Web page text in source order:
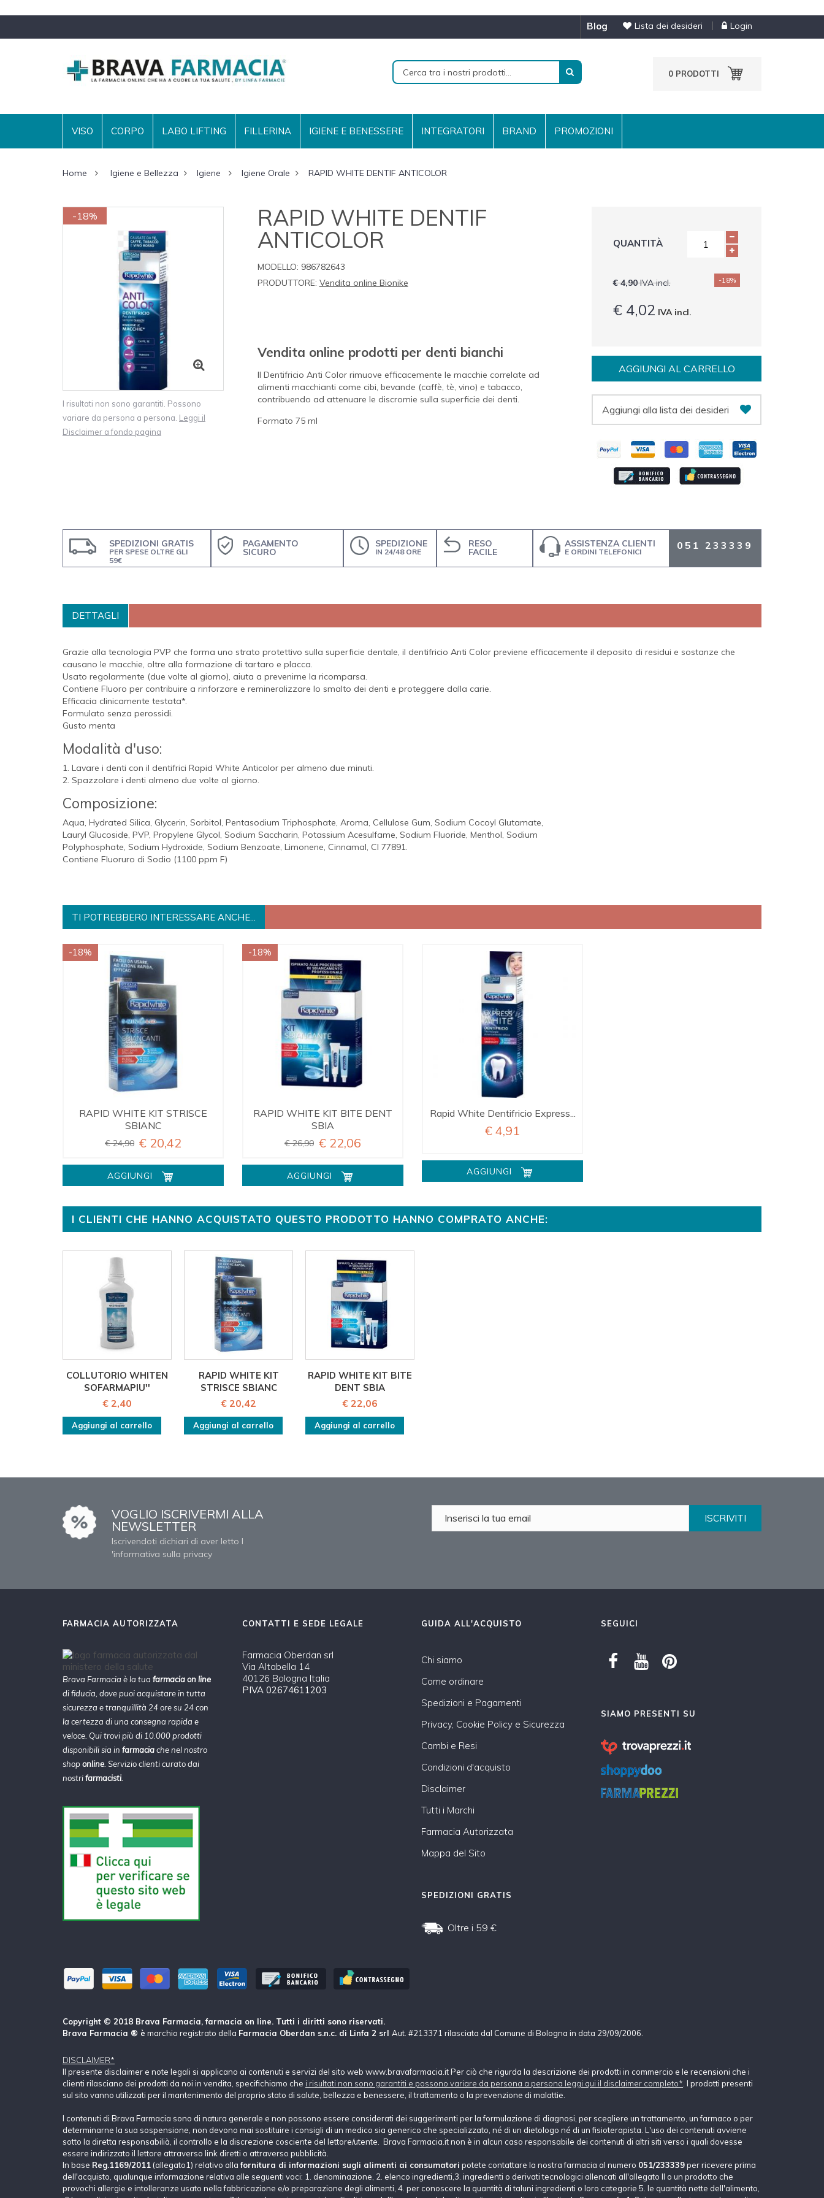
Lista dei desideri Login
blog
0 PRODOTTI
VISO CORPO LABO LIFTING FILLERINA IGIENE E BENESSERE INTEGRATORI BRAND PROMOZIONI
Home Igiene e Bellezza Igiene Igiene Orale RAPID WHITE DENTIF ANTICOLOR
-18%
I risultati non sono garantiti. Possono
variare da persona a persona. Leggi il
Disclaimer a fondo pagina
RAPID WHITE DENTIF
ANTICOLOR
MODELLO: 986782643
PRODUTTORE: Vendita online Bionike
Vendita online prodotti per denti bianchi
Il Dentifricio Anti Color rimuove efficacemente le macchie correlate ad
alimenti macchianti come cibi, bevande (caffè, tè, vino) e tabacco,
contribuendo ad attenuare le discromie sulla superficie dei denti.
Formato 75 ml
QUANTITÀ
€ 4,90IVA incl. -18%
€ 4,02 IVA incl.
AGGIUNGI AL CARRELLO
Aggiungi alla lista dei desideri
SPEDIZIONI GRATIS
PER SPESE OLTRE GLI
59€
PAGAMENTO
SICURO
SPEDIZIONE
IN 24/48 ORE
RESO
FACILE
ASSISTENZA CLIENTI
E ORDINI TELEFONICI
051 233339
DETTAGLI
Grazie alla tecnologia PVP che forma uno strato protettivo sulla superficie dentale, il dentifricio Anti Color previene efficacemente il deposito di residui e sostanze che
causano le macchie, oltre alla formazione di tartaro e placca.
Usato regolarmente (due volte al giorno), aiuta a prevenirne la ricomparsa.
Contiene Fluoro per contribuire a rinforzare e remineralizzare lo smalto dei denti e proteggere dalla carie.
Efficacia clinicamente testata*.
Formulato senza perossidi.
Gusto menta
Modalità d'uso:
1. Lavare i denti con il dentifrici Rapid White Anticolor per almeno due minuti.
2. Spazzolare i denti almeno due volte al giorno.
Composizione:
Aqua, Hydrated Silica, Glycerin, Sorbitol, Pentasodium Triphosphate, Aroma, Cellulose Gum, Sodium Cocoyl Glutamate,
Lauryl Glucoside, PVP, Propylene Glycol, Sodium Saccharin, Potassium Acesulfame, Sodium Fluoride, Menthol, Sodium
Polyphosphate, Sodium Hydroxide, Sodium Benzoate, Limonene, Cinnamal, CI 77891.
Contiene Fluoruro di Sodio (1100 ppm F)
TI POTREBBERO INTERESSARE ANCHE...
RAPID WHITE KIT STRISCE
SBIANC
€ 24,90 € 20,42
-18%
AGGIUNGI
RAPID WHITE KIT BITE DENT
SBIA
€ 26,90 € 22,06
-18%
AGGIUNGI
Rapid White Dentifricio Express...
€ 4,91
AGGIUNGI
I CLIENTI CHE HANNO ACQUISTATO QUESTO PRODOTTO HANNO COMPRATO ANCHE:
COLLUTORIO WHITEN
SOFARMAPIU''
€ 2,40
Aggiungi al carrello
RAPID WHITE KIT
STRISCE SBIANC
€ 20,42
Aggiungi al carrello
RAPID WHITE KIT BITE
DENT SBIA
€ 22,06
Aggiungi al carrello
VOGLIO ISCRIVERMI ALLA
NEWSLETTER
Iscrivendoti dichiari di aver letto l
'informativa sulla privacy
ISCRIVITI
FARMACIA AUTORIZZATA
Brava Farmacia è la tua farmacia on line
di fiducia, dove puoi acquistare in tutta
sicurezza e tranquillità 24 ore su 24 con
la certezza di una consegna rapida e
veloce. Qui trovi più di 10.000 prodotti
disponibili sia in farmaciache nel nostro
shoponline . Servizio clienti curato dai
nostrifarmacisti
CONTATTI E SEDE LEGALE
Farmacia Oberdan srl
Via Altabella 14
40126 Bologna Italia
PIVA 02674611203
GUIDA ALL'ACQUISTO
Chi siamo
Come ordinare
Spedizioni e Pagamenti
Privacy, Cookie Policy e Sicurezza
Cambi e Resi
Condizioni d'acquisto
Disclaimer
Tutti i Marchi
Farmacia Autorizzata
Mappa del Sito
SPEDIZIONI GRATIS
Oltre i 59 €
SEGUICI
SIAMO PRESENTI SU
Copyright © 2018 Brava Farmacia, farmacia on line. Tutti i diritti sono riservati.
Brava Farmacia ® è marchio registrato della Farmacia Oberdan s.n.c. di Linfa 2 srl Aut. #213371 rilasciata dal Comune di Bologna in data 29/09/2006.
DISCLAIMER*
Il presente disclaimer e note legali si applicano ai contenuti e servizi del sito web www.bravafarmacia.it Per ciò che rigurda la descrizione dei prodotti in commercio e le recensioni che i
clienti rilasciano dei prodotti da noi in vendita, specifichiamo che i risultati non sono garantiti e possono variare da persona a persona leggi qui il disclaimer completo* . I prodotti presenti
sul sito vanno utilizzati per il mantenimento del proprio stato di salute, bellezza e benessere, il trattamento o la prevenzione di malattie.
I contenuti di Brava Farmacia sono di natura generale e non possono essere considerati dei suggerimenti per la formulazione di diagnosi, per scegliere un trattamento, un farmaco o per
determinarne la sua sospensione, non devono mai sostituire i consigli di un medico sia generico che specializzato, né di un dietologo né di un fisioterapista. L'uso dei contenuti avviene
sotto la diretta responsabilià, il controllo e la discrezione cosciente del lettore/utente. Brava Farmacia.it non è in alcun caso responsabile dei contenuti di altri siti verso i quali dovesse
essere indirizzato il lettore attraverso link diretti o attraverso pubblicità.
In base Reg.1169/2011 (allegato1) relativo allafornitura di informazioni sugli alimenti ai consumatori potete contattare la nostra farmacia al numero 051/233339per ricevere prima
dell'acquisto, qualunque informazione relativa alle seguenti voci: 1. denominazione, 2. elenco ingredienti,3. ingredienti o derivati tecnologici allencati all'allegato II o un prodotto che
provochi allergie e intolleranze usato nella fabbricazione e/o preparazione degli alimenti, 4. per conoscere la quantità di taluni ingredienti o loro categorie 5. le quantità nette dell'alimento,